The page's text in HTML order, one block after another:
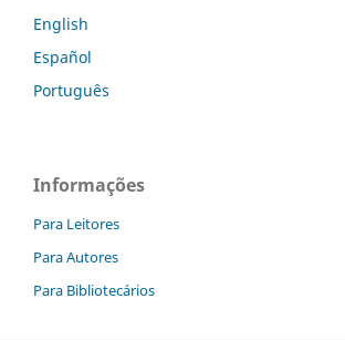
English
Español
Português
Informações
Para Leitores
Para Autores
Para Bibliotecários